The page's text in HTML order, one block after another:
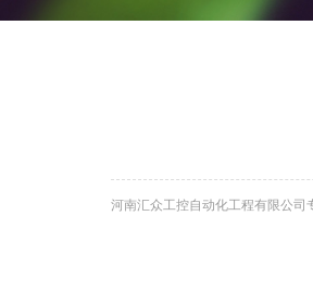
河南汇众工控自动化工程有限公